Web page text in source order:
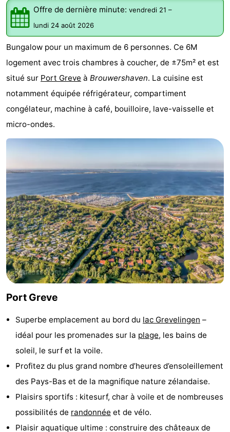
d'hôtes
Chaumières
-
Buitenheem
-
De
Oase
-
Duinoord
-
Ginsterveld
-
Julianahoeve
Livingstone
-
Port
Greve
-
Port
Zélande
-
Resort
Haamstede
-
Résidence
van
-
Valleien
Soeten
Blick
Zeeland
Kust
Zonnedorp
-
Offre de dernière minute: vendredi 21 –
lundi 24 août 2026
Bungalow pour un maximum de 6 personnes. Ce 6M
logement avec trois chambres à coucher, de ±75m² et est
situé sur Port Greve à Brouwershaven. La cuisine est
notamment équipée réfrigérateur, compartiment
congélateur, machine à café, bouilloire, lave-vaisselle et
micro-ondes.
Port Greve
Superbe emplacement au bord du lac Grevelingen –
idéal pour les promenades sur la plage, les bains de
soleil, le surf et la voile.
Profitez du plus grand nombre d’heures d’ensoleillement
des Pays-Bas et de la magnifique nature zélandaise.
Plaisirs sportifs : kitesurf, char à voile et de nombreuses
possibilités de randonnée et de vélo.
Plaisir aquatique ultime : construire des châteaux de